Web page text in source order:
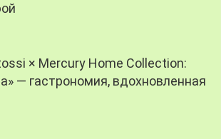
× Mercury Home Collection:
— гастрономия, вдохновленная